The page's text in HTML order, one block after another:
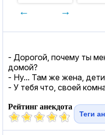
← →
- Дорогой, почему ты
домой?
- Ну... Там же жена,
- У тебя что, своей
Рейтинг анекдота
Теги